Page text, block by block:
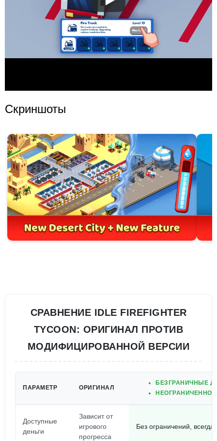
Скриншоты
СРАВНЕНИЕ IDLE FIREFIGHTER
TYCOON: ОРИГИНАЛ ПРОТИВ
МОДИФИЦИРОВАННОЙ ВЕРСИИ
ПАРАМЕТР ОРИГИНАЛ
БЕЗГРАНИЧНЫЕ
Доступные
деньги
Зависит от
игрового
прогресса
Без ограничений, всегда